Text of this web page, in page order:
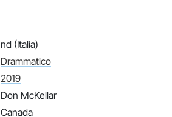
nd (Italia)
Drammatico
2019
Don McKellar
Canada